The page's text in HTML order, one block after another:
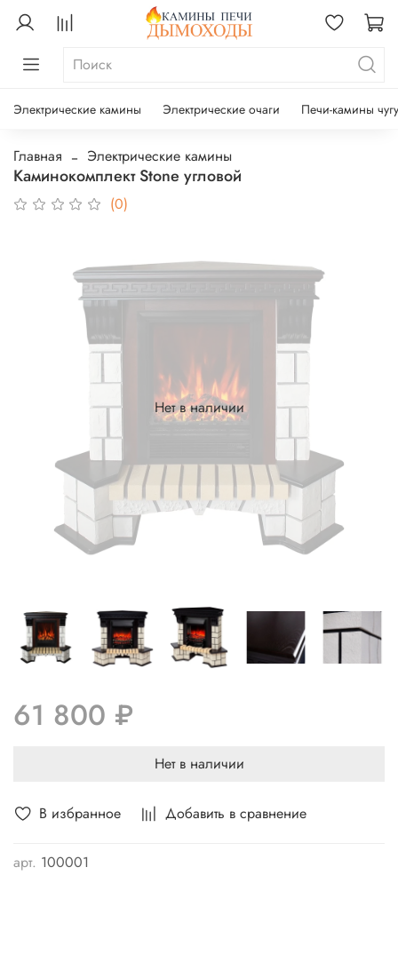
Электрические камины Электрические очаги Печи-камины
Главная Электрические камины
Каминокомплект Stone угловой
(0)
В избранное Добавить в сравнение
арт. 100001
Нет в наличии
61 800 ₽
Нет в наличии